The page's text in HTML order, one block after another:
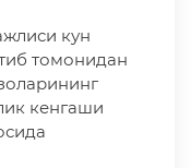
кун
томонидан
кенгаши